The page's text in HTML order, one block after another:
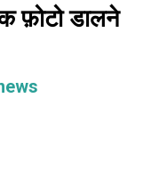
फ़ोटो डालने